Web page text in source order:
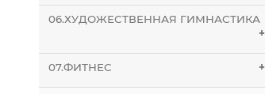
06.ХУДОЖЕСТВЕННАЯ ГИМНАСТИКА
+
07.ФИТНЕС +